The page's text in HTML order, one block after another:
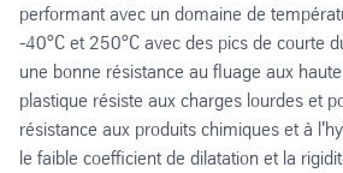
performant avec un domaine de
-40°C et 250°C avec des pics de courte
une bonne résistance au fluage aux
plastique résiste aux charges lourdes et
résistance aux produits chimiques et à
le faible coefficient de dilatation et la